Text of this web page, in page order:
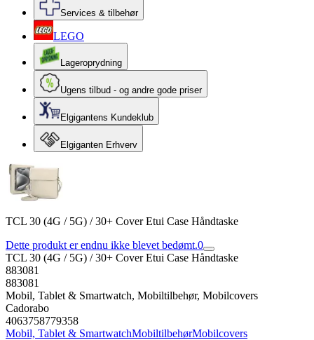
Services & tilbehør
LEGO
Lageroprydning
Ugens tilbud - og andre gode priser
Elgigantens Kundeklub
Elgiganten Erhverv
TCL 30 (4G / 5G) / 30+ Cover Etui Case Håndtaske
Dette produkt er endnu ikke blevet bedømt.0
TCL 30 (4G / 5G) / 30+ Cover Etui Case Håndtaske
883081
883081
Mobil, Tablet & Smartwatch, Mobiltilbehør, Mobilcovers
Cadorabo
4063758779358
Mobil, Tablet & SmartwatchMobiltilbehørMobilcovers